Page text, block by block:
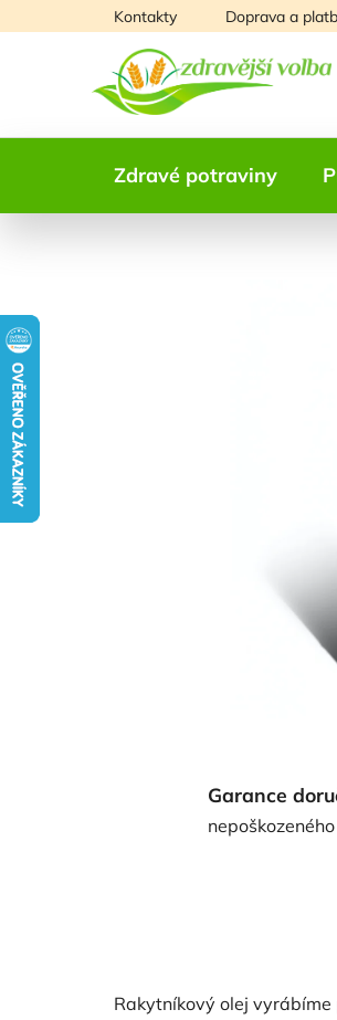
na
Kontakty Doprava a
Zdravé potraviny
Garance
Rakytníkový olej